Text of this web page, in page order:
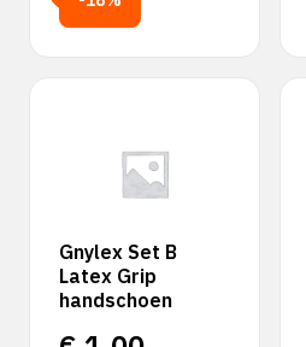
Gnylex Set B
Latex Grip
handschoen